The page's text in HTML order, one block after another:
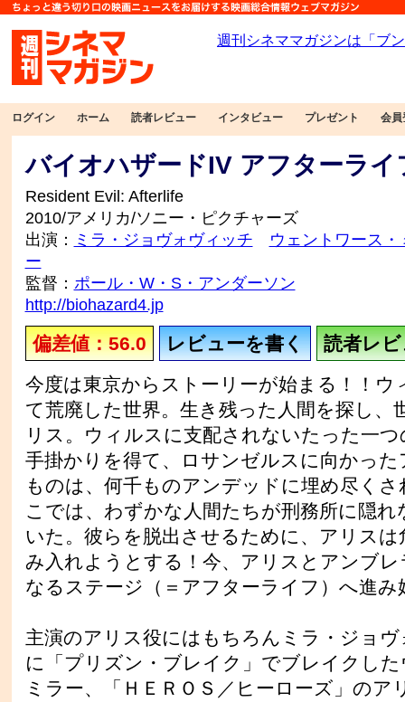
ログイン ホーム 読者レビュー インタビュー プレゼント 会員
バイオハザードIV アフターライ
Resident Evil: Afterlife
2010/アメリカ/ソニー・ピクチャーズ
出演： ミラ・ジョヴォヴィッチ
ウェントワース・
ー
監督： ポール・W・S・アンダーソン
http://biohazard4.jp
偏差値：56.0 レビューを書く
読者レ
今度は東京からストーリーが始まる！！ウ
て荒廃した世界。生き残った人間を探し、
リス。ウィルスに支配されないたった一
手掛かりを得て、ロサンゼルスに向かっ
ものは、何千ものアンデッドに埋め尽く
こでは、わずかな人間たちが刑務所に隠れ
いた。彼らを脱出させるために、アリスは
み入れようとする！今、アリスとアンブレ
なるステージ（＝アフターライフ）へ進み
主演のアリス役にはもちろんミラ・ジョ
に「プリズン・ブレイク」でブレイクし
ミラー、「ＨＥＲＯＳ／ヒーローズ」のア